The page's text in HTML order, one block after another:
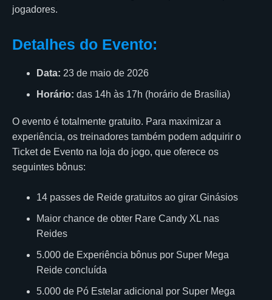
jogadores.
Detalhes do Evento:
Data: 23 de maio de 2026
Horário: das 14h às 17h (horário de Brasília)
O evento é totalmente gratuito. Para maximizar a
experiência, os treinadores também podem adquirir o
Ticket de Evento na loja do jogo, que oferece os
seguintes bônus:
14 passes de Reide gratuitos ao girar Ginásios
Maior chance de obter Rare Candy XL nas
Reides
5.000 de Experiência bônus por Super Mega
Reide concluída
5.000 de Pó Estelar adicional por Super Mega